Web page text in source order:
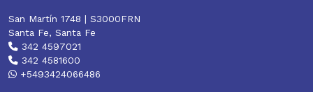
San Martín 1748 | S3000FRN
Santa Fe, Santa Fe
342 4597021
342 4581600
+5493424066486